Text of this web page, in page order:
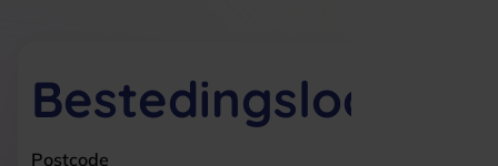
Bestedingslocaties
Postcode